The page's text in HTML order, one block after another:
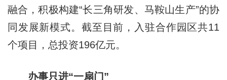
融合，积极构建“长三角研发、马鞍山生产”的协
同发展新模式。截至目前，入驻合作园区共11
个项目，总投资196亿元。
办事只进“一扇门”